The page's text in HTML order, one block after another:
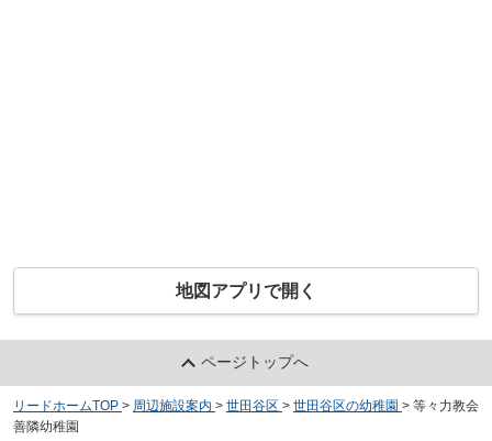
地図アプリで開く
ページトップへ
リードホームTOP > 周辺施設案内 > 世田谷区 > 世田谷区の幼稚園 > 等々力教会
善隣幼稚園